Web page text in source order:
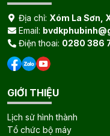
Địa chỉ: Xóm La Sơn,
Email:
Điện thoai: 0280 386
GIỚI THIỆU
Lịch sử hình thành
Tổ chức bộ máy